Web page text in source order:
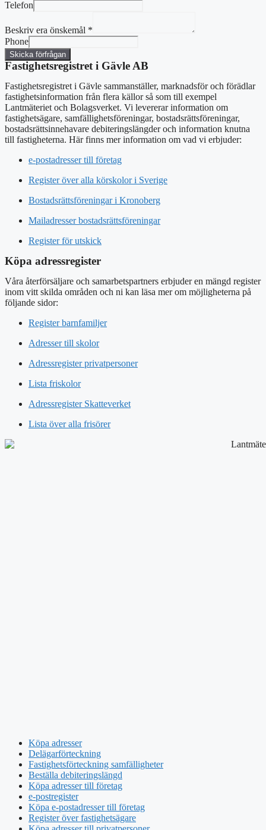
Telefon
Beskriv era önskemål *
Phone
Skicka förfrågan
Fastighetsregistret i Gävle AB
Fastighetsregistret i Gävle sammanställer, marknadsför och förädlar
fastighetsinformation från flera källor så som till exempel
Lantmäteriet och Bolagsverket. Vi levererar information om
fastighetsägare, samfällighetsföreningar, bostadsrättsföreningar,
bostadsrättsinnehavare debiteringslängder och information knutna
till fastigheterna. Här finns mer information om vad vi erbjuder:
e-postadresser till företag
Register över alla körskolor i Sverige
Bostadsrättsföreningar i Kronoberg
Mailadresser bostadsrättsföreningar
Register för utskick
Köpa adressregister
Våra återförsäljare och samarbetspartners erbjuder en mängd register
inom vitt skilda områden och ni kan läsa mer om möjligheterna på
följande sidor:
Register barnfamiljer
Adresser till skolor
Adressregister privatpersoner
Lista friskolor
Adressregister Skatteverket
Lista över alla frisörer
Köpa adresser
Delägarförteckning
Fastighetsförteckning samfälligheter
Beställa debiteringslängd
Köpa adresser till företag
e-postregister
Köpa e-postadresser till företag
Register över fastighetsägare